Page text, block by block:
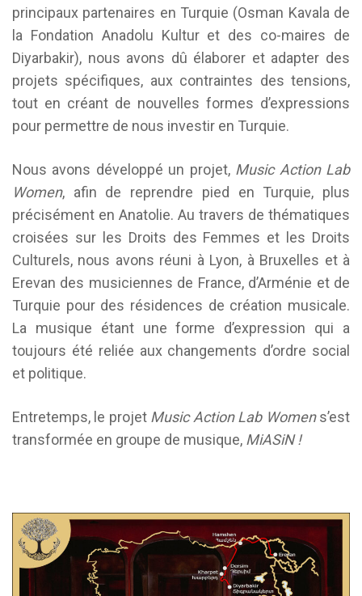
principaux partenaires en Turquie (Osman Kavala de
la Fondation Anadolu Kultur et des co-maires de
Diyarbakir), nous avons dû élaborer et adapter des
projets spécifiques, aux contraintes des tensions,
tout en créant de nouvelles formes d’expressions
pour permettre de nous investir en Turquie.
Nous avons développé un projet, Music Action Lab
Women, afin de reprendre pied en Turquie, plus
précisément en Anatolie. Au travers de thématiques
croisées sur les Droits des Femmes et les Droits
Culturels, nous avons réuni à Lyon, à Bruxelles et à
Erevan des musiciennes de France, d’Arménie et de
Turquie pour des résidences de création musicale.
La musique étant une forme d’expression qui a
toujours été reliée aux changements d’ordre social
et politique.
Entretemps, le projet Music Action Lab Womens’est
transformée en groupe de musique, MiASiN !